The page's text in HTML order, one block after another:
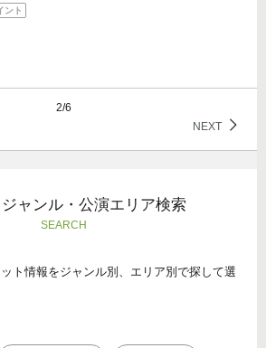
ント
2/6
NEXT
ャンル・公演エリア検索
SEARCH
ト情報をジャンル別、エリア別で探して選